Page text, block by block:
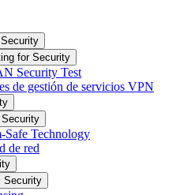
for Security
Security Test
de gestión de servicios VPN
Security
Safe Technology
de red
Security